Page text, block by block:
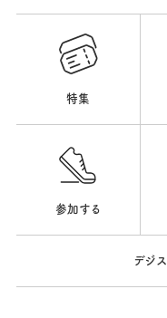
特集
参加する
デジ